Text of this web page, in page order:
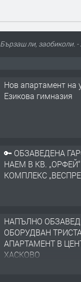
Бързаш ли, заобиколи.
Нов апартамент на
Езикова гимназия
🔑 ОБЗАВЕДЕНА
НАЕМ В КВ.
КОМПЛЕКС
НАПЪЛНО
ОБОРУДВАН
АПАРТАМЕНТ В
ХАСКОВО